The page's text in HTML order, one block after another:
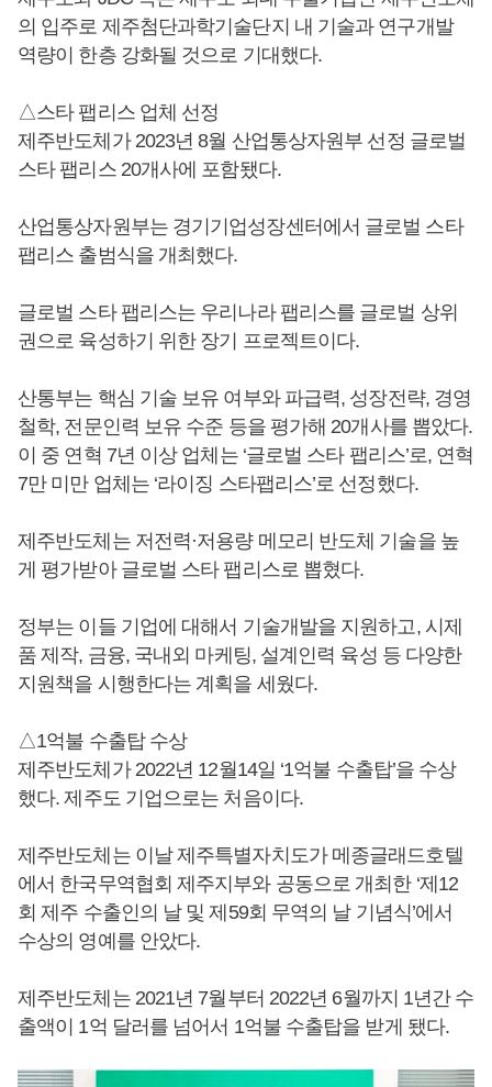
의 입주로 제주첨단과학기술단지 내 기술과 연구개발
역량이 한층 강화될 것으로 기대했다.
△스타 팹리스 업체 선정
제주반도체가 2023년 8월 산업통상자원부 선정 글로벌
스타 팹리스 20개사에 포함됐다.
산업통상자원부는 경기기업성장센터에서 글로벌 스타
팹리스 출범식을 개최했다.
글로벌 스타 팹리스는 우리나라 팹리스를 글로벌 상위
권으로 육성하기 위한 장기 프로젝트이다.
산통부는 핵심 기술 보유 여부와 파급력, 성장전략, 경영
철학, 전문인력 보유 수준 등을 평가해 20개사를 뽑았다.
이 중 연혁 7년 이상 업체는 ‘글로벌 스타 팹리스’로, 연혁
7만 미만 업체는 ‘라이징 스타팹리스’로 선정했다.
제주반도체는 저전력·저용량 메모리 반도체 기술을 높
게 평가받아 글로벌 스타 팹리스로 뽑혔다.
정부는 이들 기업에 대해서 기술개발을 지원하고, 시제
품 제작, 금융, 국내외 마케팅, 설계인력 육성 등 다양한
지원책을 시행한다는 계획을 세웠다.
△1억불 수출탑 수상
제주반도체가 2022년 12월14일 ‘1억불 수출탑’을 수상
했다. 제주도 기업으로는 처음이다.
제주반도체는 이날 제주특별자치도가 메종글래드호텔
에서 한국무역협회 제주지부와 공동으로 개최한 ‘제12
회 제주 수출인의 날 및 제59회 무역의 날 기념식’에서
수상의 영예를 안았다.
제주반도체는 2021년 7월부터 2022년 6월까지 1년간 수
출액이 1억 달러를 넘어서 1억불 수출탑을 받게 됐다.